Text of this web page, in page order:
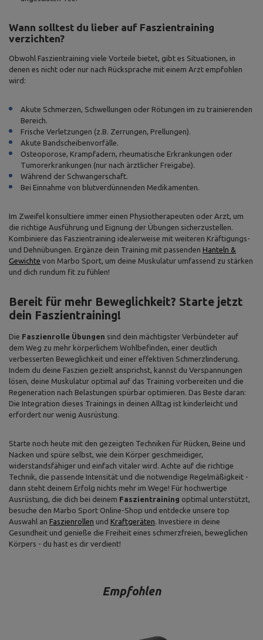
Wann solltest du lieber auf Faszientraining
verzichten?
Obwohl Faszientraining viele Vorteile bietet, gibt es Situationen, in
denen es nicht oder nur nach Rücksprache mit einem Arzt empfohlen
wird:
Akute Schmerzen, Schwellungen oder Rötungen im zu trainierenden
Bereich.
Frische Verletzungen (z.B. Zerrungen, Prellungen).
Akute Bandscheibenvorfälle.
Osteoporose, Krampfadern, rheumatische Erkrankungen oder
Tumorerkrankungen (nur nach ärztlicher Freigabe).
Während der Schwangerschaft.
Bei Einnahme von blutverdünnenden Medikamenten.
Im Zweifel konsultiere immer einen Physiotherapeuten oder Arzt, um
die richtige Ausführung und Eignung der Übungen sicherzustellen.
Kombiniere das Faszientraining idealerweise mit weiteren Kräftigungs-
und Dehnübungen. Ergänze dein Training mit passenden Hanteln &
Gewichte von Marbo Sport, um deine Muskulatur umfassend zu stärken
und dich rundum fit zu fühlen!
Bereit für mehr Beweglichkeit? Starte jetzt
dein Faszientraining!
Die Faszienrolle Übungen sind dein mächtigster Verbündeter auf
dem Weg zu mehr körperlichem Wohlbefinden, einer deutlich
verbesserten Beweglichkeit und einer effektiven Schmerzlinderung.
Indem du deine Faszien gezielt ansprichst, kannst du Verspannungen
lösen, deine Muskulatur optimal auf das Training vorbereiten und die
Regeneration nach Belastungen spürbar optimieren. Das Beste daran:
Die Integration dieses Trainings in deinen Alltag ist kinderleicht und
erfordert nur wenig Ausrüstung.
Starte noch heute mit den gezeigten Techniken für Rücken, Beine und
Nacken und spüre selbst, wie dein Körper geschmeidiger,
widerstandsfähiger und einfach vitaler wird. Achte auf die richtige
Technik, die passende Intensität und die notwendige Regelmäßigkeit -
dann steht deinem Erfolg nichts mehr im Wege! Für hochwertige
Ausrüstung, die dich bei deinem Faszientraining optimal unterstützt,
besuche den Marbo Sport Online-Shop und entdecke unsere top
Auswahl an Faszienrollen und Kraftgeräten . Investiere in deine
Gesundheit und genieße die Freiheit eines schmerzfreien, beweglichen
Körpers - du hast es dir verdient!
Empfohlen